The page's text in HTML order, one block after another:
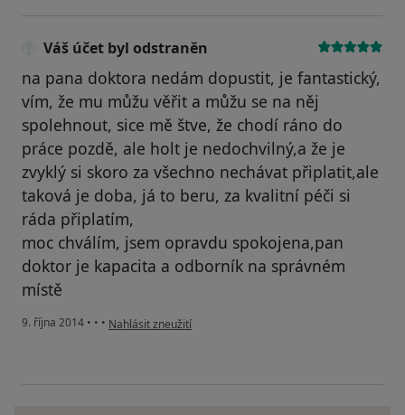
Váš účet byl odstraněn
na pana doktora nedám dopustit, je fantastický,
vím, že mu můžu věřit a můžu se na něj
spolehnout, sice mě štve, že chodí ráno do
práce pozdě, ale holt je nedochvilný,a že je
zvyklý si skoro za všechno nechávat připlatit,ale
taková je doba, já to beru, za kvalitní péči si
ráda připlatím,
moc chválím, jsem opravdu spokojena,pan
doktor je kapacita a odborník na správném
místě
9. října 2014 • • • podle názoru uživatele Váš účet byl odstraněn
Nahlásit zneužití